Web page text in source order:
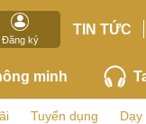
Đăng ký
TIN TỨC
minh
Tuyển dụng